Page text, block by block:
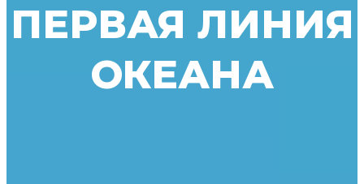
ПЕРВАЯ ЛИНИЯ
ОКЕАНА